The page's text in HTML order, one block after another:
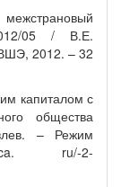
05 / В.Е.
2012. – 32
капиталом с
общества
– Режим
ru/-2-